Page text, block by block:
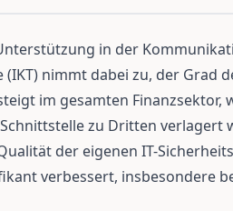
in der
nimmt dabei zu, der Grad
im gesamten Finanzsektor,
zu Dritten verlagert
der eigenen IT-
verbessert, insbesondere